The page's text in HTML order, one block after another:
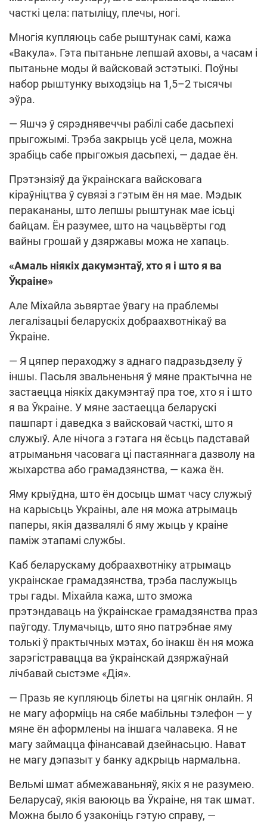
часткі цела: патыліцу, плечы, ногі.
Многія купляюць сабе рыштунак самі, кажа
«Вакула». Гэта пытаньне лепшай аховы, а часам і
пытаньне моды й вайсковай эстэтыкі. Поўны
набор рыштунку выходзіць на 1,5–2 тысячы
эўра.
— Яшчэ ў сярэднявеччы рабілі сабе дасьпехі
прыгожымі. Трэба закрыць усё цела, можна
зрабіць сабе прыгожыя дасьпехі, — дадае ён.
Прэтэнзіяў да ўкраінскага вайсковага
кіраўніцтва ў сувязі з гэтым ён ня мае. Мэдык
перакананы, што лепшы рыштунак мае ісьці
байцам. Ён разумее, што на чацьвёрты год
вайны грошай у дзяржавы можа не хапаць.
«Амаль ніякіх дакумэнтаў, хто я і што я ва
Ўкраіне»
Але Міхайла зьвяртае ўвагу на праблемы
легалізацыі беларускіх добраахвотнікаў ва
Ўкраіне.
— Я цяпер пераходжу з аднаго падразьдзелу ў
іншы. Пасьля звальненьня ў мяне практычна не
застаецца ніякіх дакумэнтаў пра тое, хто я і што
я ва Ўкраіне. У мяне застаецца беларускі
пашпарт і даведка з вайсковай часткі, што я
служыў. Але нічога з гэтага ня ёсьць падставай
атрыманьня часовага ці пастаяннага дазволу на
жыхарства або грамадзянства, — кажа ён.
Яму крыўдна, што ён досыць шмат часу служыў
на карысьць Украіны, але ня можа атрымаць
паперы, якія дазвалялі б яму жыць у краіне
паміж этапамі службы.
Каб беларускаму добраахвотніку атрымаць
украінскае грамадзянства, трэба паслужыць
тры гады. Міхайла кажа, што зможа
прэтэндаваць на ўкраінскае грамадзянства праз
паўгоду. Тлумачыць, што яно патрэбнае яму
толькі ў практычных мэтах, бо інакш ён ня можа
зарэгістравацца ва ўкраінскай дзяржаўнай
лічбавай сыстэме «Дія».
— Празь яе купляюць білеты на цягнік онлайн. Я
не магу аформіць на сябе мабільны тэлефон — у
мяне ён аформлены на іншага чалавека. Я не
магу займацца фінансавай дзейнасьцю. Нават
не магу дэпазыт у банку адкрыць нармальна.
Вельмі шмат абмежаваньняў, якіх я не разумею.
Беларусаў, якія ваююць ва Ўкраіне, ня так шмат.
Можна было б узаконіць гэтую справу, —